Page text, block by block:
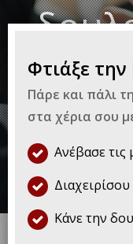
ByThe Purpose
Φτιάξε
Πάρε και πάλι
στα χέρια σου
Ανέβασε τις
Κάνε την